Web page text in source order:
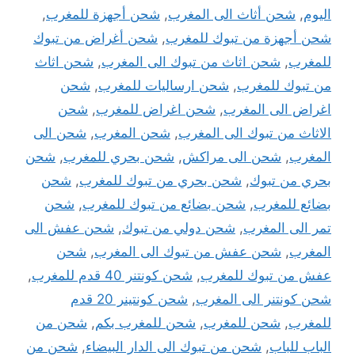
اليوم, شحن أثاث الى المغرب, شحن أجهزة للمغرب,
شحن أجهزة من تبوك للمغرب, شحن أغراض من تبوك
للمغرب, شحن اثاث من تبوك الى المغرب, شحن اثاث
من تبوك للمغرب, شحن ارساليات للمغرب, شحن
اغراض الى المغرب, شحن اغراض للمغرب, شحن
الاثاث من تبوك الى المغرب, شحن المغرب, شحن الى
المغرب, شحن الى مراكش, شحن بحري للمغرب, شحن
بحري من تبوك, شحن بحري من تبوك للمغرب, شحن
بضائع للمغرب, شحن بضائع من تبوك للمغرب, شحن
تمر الى المغرب, شحن دولي من تبوك, شحن عفش الى
المغرب, شحن عفش من تبوك الى المغرب, شحن
عفش من تبوك للمغرب, شحن كونتنر 40 قدم للمغرب
,
شحن كونتنر الى المغرب,
شحن كونتينر 20 قدم
للمغرب, شحن للمغرب, شحن للمغرب بكم, شحن من
الباب للباب, شحن من تبوك الى الدار البيضاء, شحن من